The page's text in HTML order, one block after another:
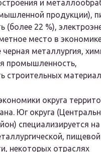
и
продукции),
22 %),
место в
металлургия,
промышленность,
строительных
округа
Юг округа
специализируется на
пищевой
некоторых отраслях